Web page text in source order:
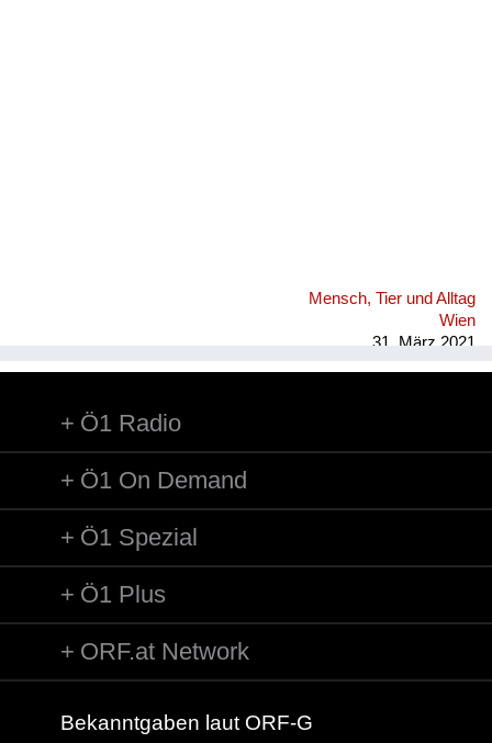
Mensch, Tier und Alltag
Wien
31. März 2021
Ö1 Radio
Ö1 On Demand
Ö1 Spezial
Ö1 Plus
ORF.at Network
Bekanntgaben laut ORF-G